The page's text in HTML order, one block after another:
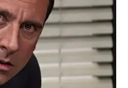
sí: EPM podrá instalar
del río Medellín
de profesionales en
viene brindando
comunidad docente,